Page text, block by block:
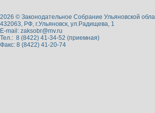
2026 © Законодательное Собрание Ульяновской
432063, РФ, г.Ульяновск, ул.Радищева, 1
E-mail: zaksobr@mv.ru
Тел.: 8 (8422) 41-34-52 (приемная)
Факс: 8 (8422) 41-20-74